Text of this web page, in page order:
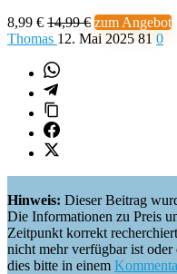
8,99 € 14,99 € zum Angebot
Thomas 12. Mai 2025 81 0
Hinweis: Dieser Beitrag
Die Informationen zu Preis
Zeitpunkt korrekt
nicht mehr verfügbar ist oder
dies bitte in einem